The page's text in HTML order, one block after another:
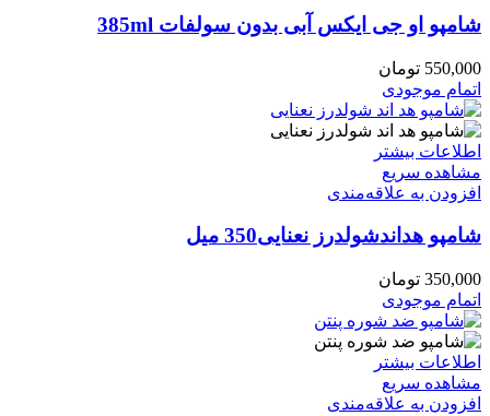
شامپو او جی ایکس آبی بدون سولفات 385ml
550,000 تومان
اتمام موجودی
اطلاعات بیشتر
مشاهده سریع
افزودن به علاقه‌مندی
شامپو هداندشولدرز نعنایی350 میل
350,000 تومان
اتمام موجودی
اطلاعات بیشتر
مشاهده سریع
افزودن به علاقه‌مندی